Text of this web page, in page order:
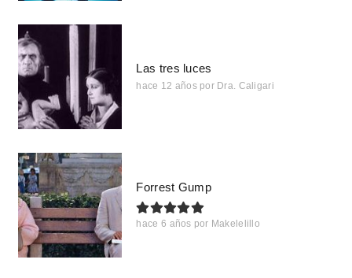
Las tres luces
hace 12 años por Dra. Caligari
Forrest Gump
hace 6 años por Makelelillo